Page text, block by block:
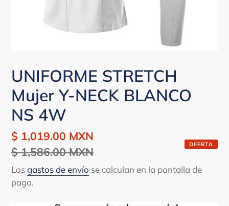
UNIFORME STRETCH
Mujer Y-NECK BLANCO
NS 4W
Precio
de
venta
$ 1,019.00 MXN
$ 1,586.00 MXN
OFERTA
Losgastos de envío se calculan en la pantalla de
pago.